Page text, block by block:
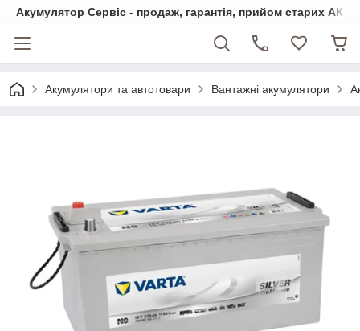
Акумулятор Сервіс - продаж, гарантія, прийом старих АКБ
Акумулятори та автотовари Вантажні акумулятори